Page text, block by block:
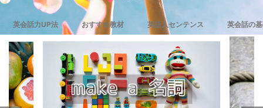
英会話力UP法 おすすめ教材 英語人センテンス 英会話の